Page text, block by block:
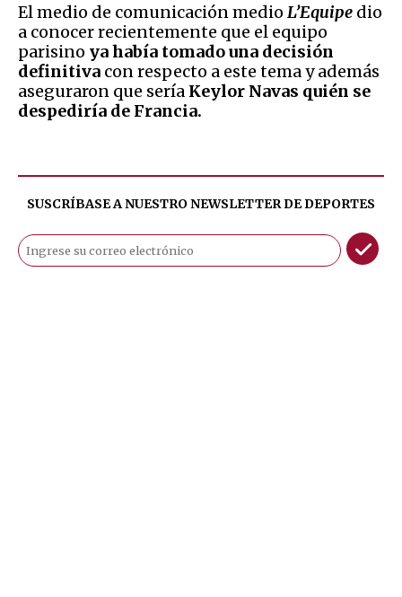
El medio de comunicación medio L’Equipe dio
a conocer recientemente que el equipo
parisino ya había tomado una decisión
definitiva con respecto a este tema y además
aseguraron que sería Keylor Navas quién se
despediría de Francia.
SUSCRÍBASE A NUESTRO NEWSLETTER DEDEPORTES